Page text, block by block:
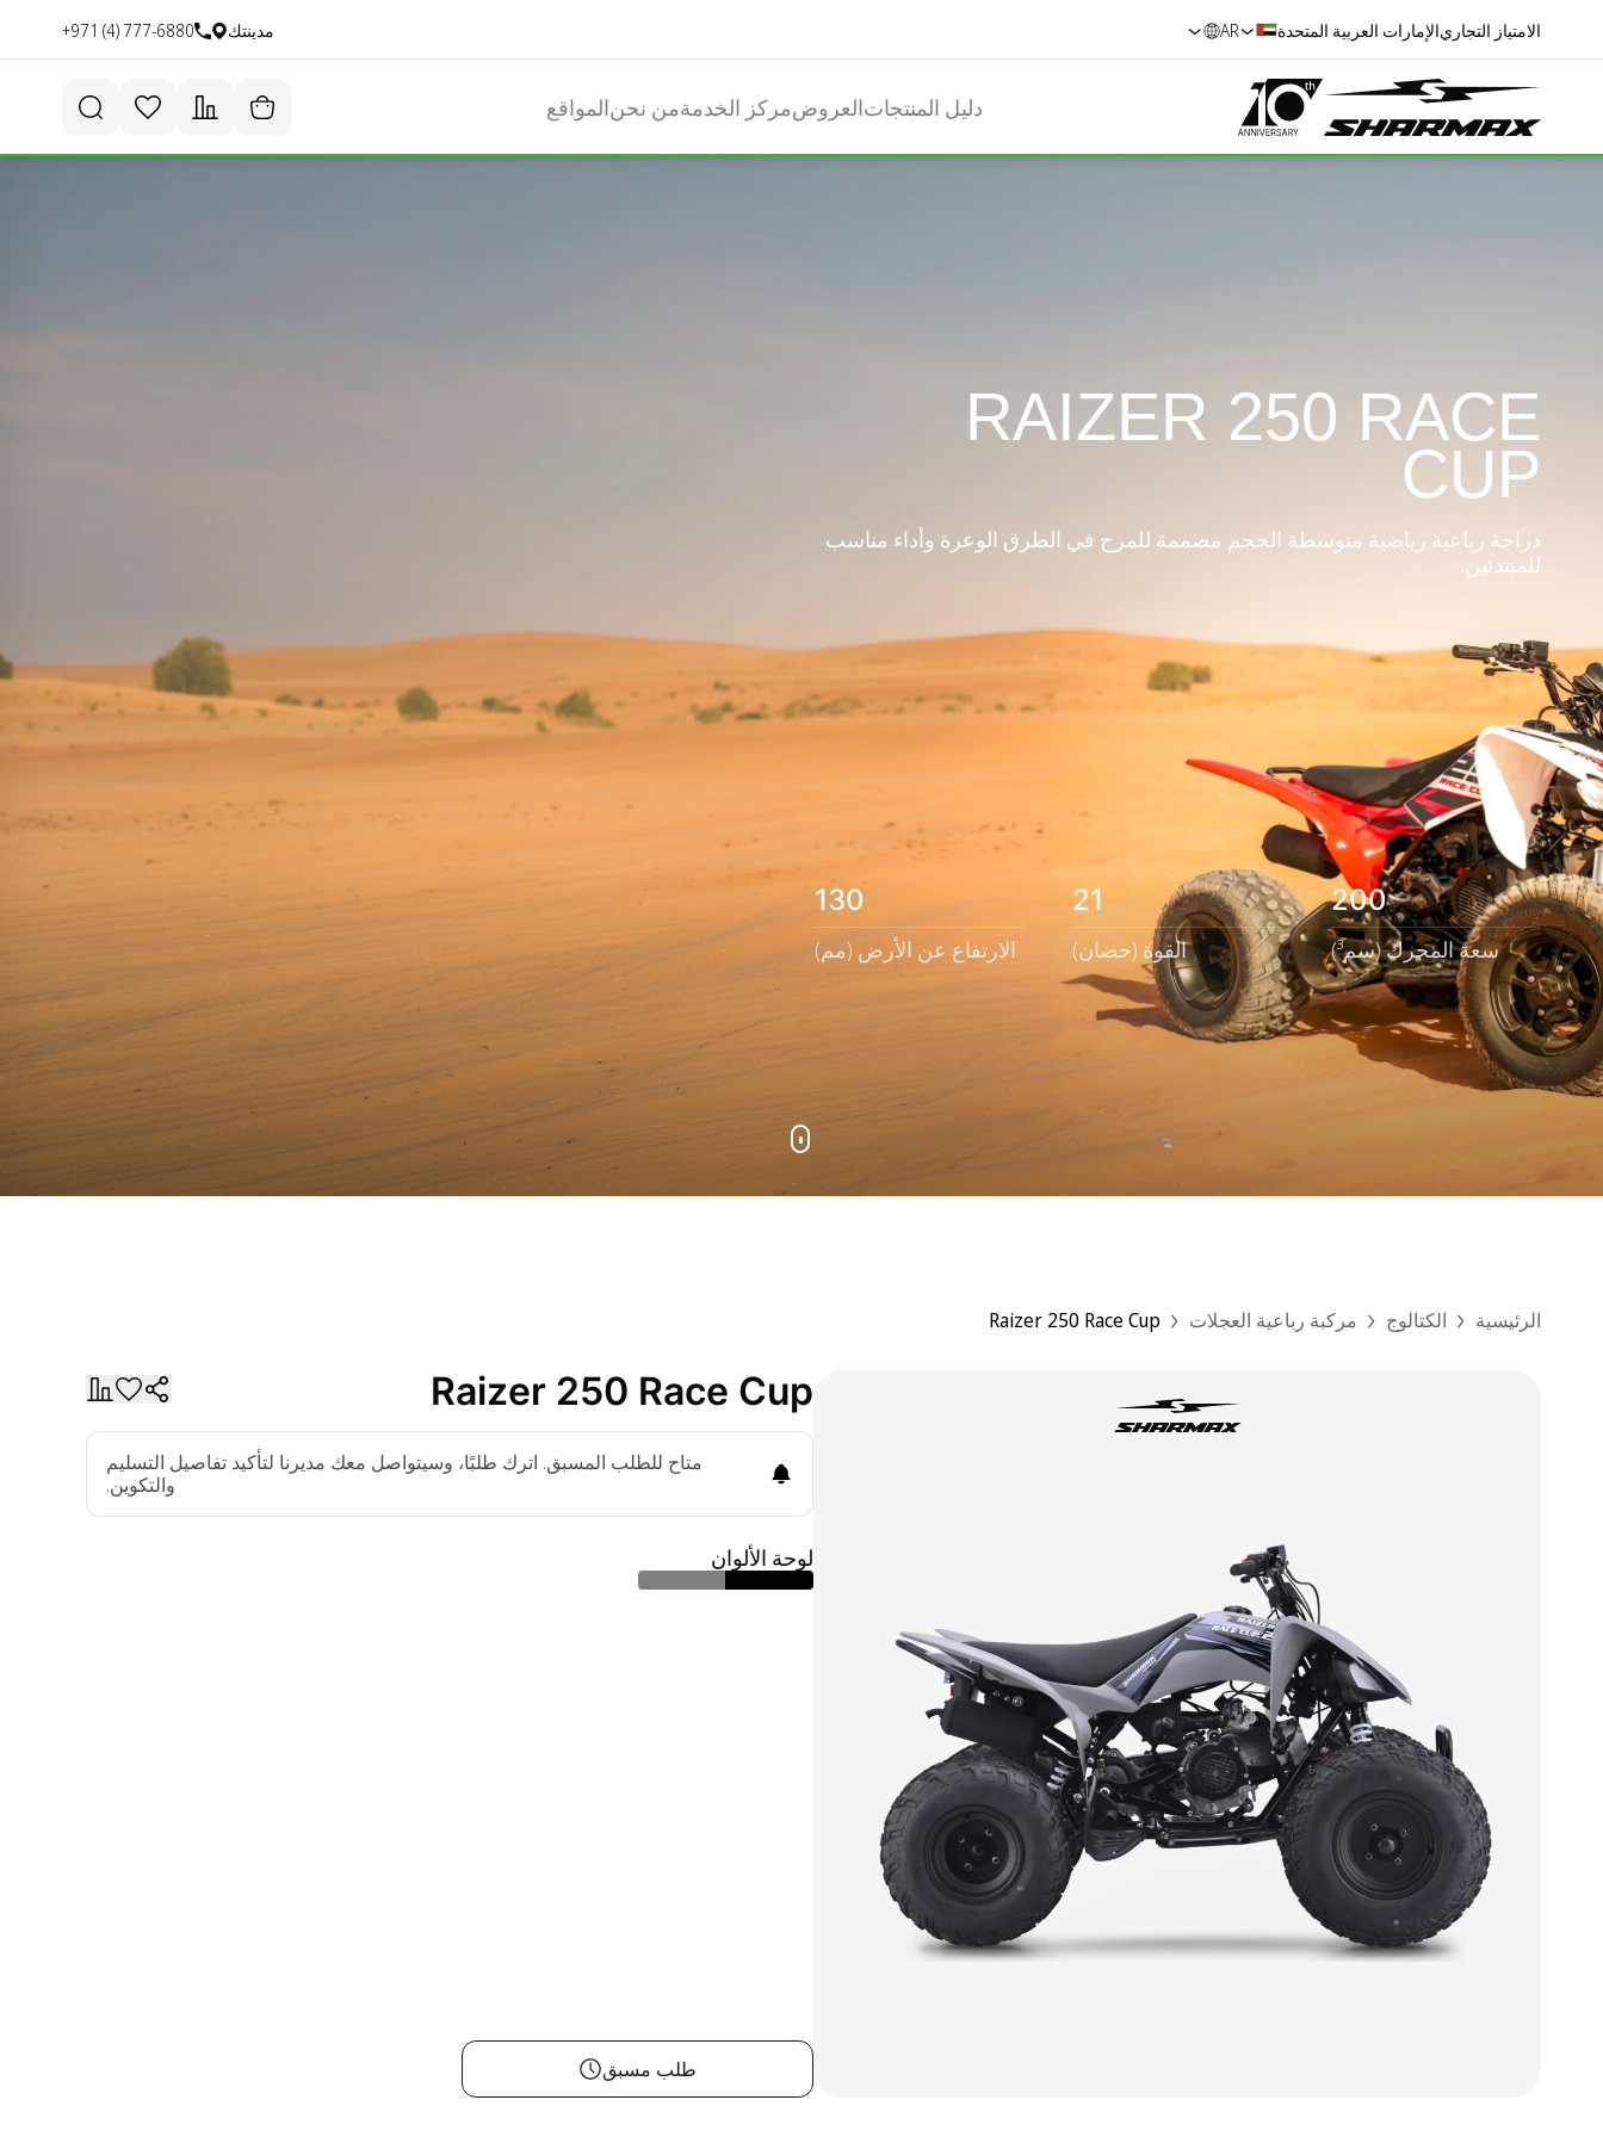
الامتياز التجاريالإمارات العربية المتحدة AR مدينتك +971 (4) 777-6880
دليل المنتجاتالعروضمركز الخدمةمن نحنالمواقع
RAIZER 250 RACE
CUP
دراجة رباعية رياضية متوسطة الحجم مصممة للمرح في الطرق الوعرة وأداء مناسب
للمبتدئين.
200
21
130
سعة المحرك (سم³) القوة (حصان) الارتفاع عن الأرض (مم)
الرئيسية الكتالوج مركبة رباعية العجلات Raizer 250 Race Cup
Raizer 250 Race Cup
متاح للطلب المسبق. اترك طلبًا، وسيتواصل معك مديرنا لتأكيد تفاصيل التسليم
والتكوين.
لوحة الألوان
طلب مسبق